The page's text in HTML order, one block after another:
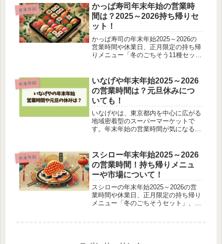
人気のおせちセット、年末ならではの
おすすめ商品もご紹介！オーケー...
年末年始
かっぱ寿司年末年始の営業時
間は？2025～2026持ち帰りセ
ット！
かっぱ寿司の年末年始2025～2026の
営業時間や休業日、正月限定の持ち帰
りメニュー「冬のごちそう11種セッ
る年末年始に、豪華で美味しいお寿司
を囲むのはいかがでしょうか？こ...
年末年始
いなげや年末年始2025～2026
の営業時間は？元旦休みにつ
いても！
いなげやは、東京都内を中心に広がる
地域密着型のスーパーマーケットで
す。年末年始の営業時間が気になる方
ジュールや、店舗ごとの営業時間の確
認方法をご紹介します。ぜひチェッ...
年末年始
スシロー年末年始2025～2026
の営業時間！持ち帰りメニュ
ーや市場について！
スシローの年末年始2025～2026の営
業時間や休業日、正月限定の持ち帰り
メニュー「冬のごちそうセット」、さ